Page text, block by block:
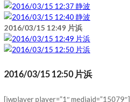
2016/03/15 12:49 片浜
2016/03/15 12:50 片浜
[jwplayer player=”1″ mediaid=”15079″]